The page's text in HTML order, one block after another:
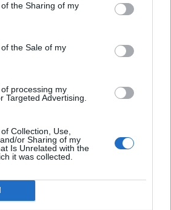
the Sharing of my
the Sale of my
processing my
Targeted Advertising.
Collection, Use,
or Sharing of my
Is Unrelated with the
it was collected.
η νομιμοποίηση των
από το Υπουργείο Οικονομικών.
πλήρη φάκελο μελέτης και
δικαιολογητικά εδώ και μήνες
αναμένουμε ακόμη την
από τον αρμόδιο Υπουργό.
κρατά τη δημοτική μαρίνα σε
παρότι εξυπηρετεί
μικρών σκαφών και
της περιοχής. Την ίδια
την άμεση ικανοποίηση
επιχειρηματικά σχέδια